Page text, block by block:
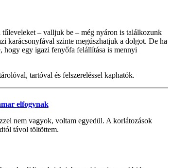
– valljuk be – még nyáron is találkozunk
karácsonyfával szinte megúszhatjuk a dolgot. De ha
hogy egy igazi fenyőfa felállítása is mennyi
tartóval és felszereléssel kaphatók.
elfogynak
nem vagyok, voltam egyedül. A korlátozások
távol töltöttem.